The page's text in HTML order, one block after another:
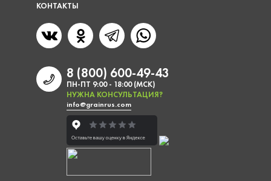
КОНТАКТЫ
8 (800) 600-49-43
ПН-ПТ 9:00 - 18:00 (МСК)
НУЖНА КОНСУЛЬТАЦИЯ?
info@grainrus.com